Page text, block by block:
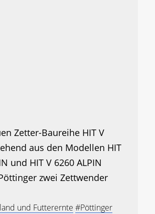
Zetter-Baureihe HIT V
aus den Modellen HIT
und HIT V 6260 ALPIN
zwei Zettwender
und Futterernte #Pöttinger